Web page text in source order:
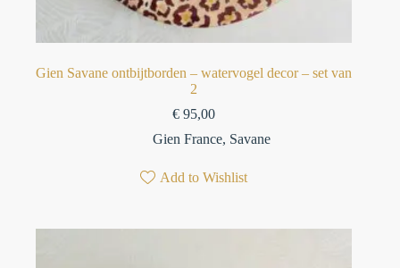
⁠Gien Savane ontbijtborden – watervogel decor⁠ – set van
2
€ 95,00
Gien France, Savane
Add to Wishlist